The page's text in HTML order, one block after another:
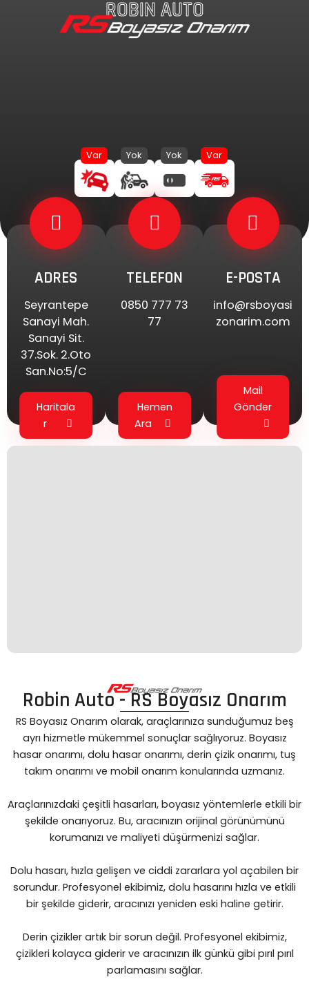
ROBIN AUTO
ADRES
Seyrantepe
Sanayi Mah.
Sanayi Sit.
37.Sok. 2.Oto
San.No:5/C
Haritala
r
TELEFON
0850 777 73
77
Hemen
Ara
E-POSTA
info@rsboyasi
zonarim.com
Mail
Gönder
Robin Auto - RS Boyasız Onarım
RS Boyasız Onarım olarak, araçlarınıza sunduğumuz beş
ayrı hizmetle mükemmel sonuçlar sağlıyoruz. Boyasız
hasar onarımı, dolu hasar onarımı, derin çizik onarımı, tuş
takım onarımı ve mobil onarım konularında uzmanız.
Araçlarınızdaki çeşitli hasarları, boyasız yöntemlerle etkili bir
şekilde onarıyoruz. Bu, aracınızın orijinal görünümünü
korumanızı ve maliyeti düşürmenizi sağlar.
Dolu hasarı, hızla gelişen ve ciddi zararlara yol açabilen bir
sorundur. Profesyonel ekibimiz, dolu hasarını hızla ve etkili
bir şekilde giderir, aracınızı yeniden eski haline getirir.
Derin çizikler artık bir sorun değil. Profesyonel ekibimiz,
çizikleri kolayca giderir ve aracınızın ilk günkü gibi pırıl pırıl
parlamasını sağlar.